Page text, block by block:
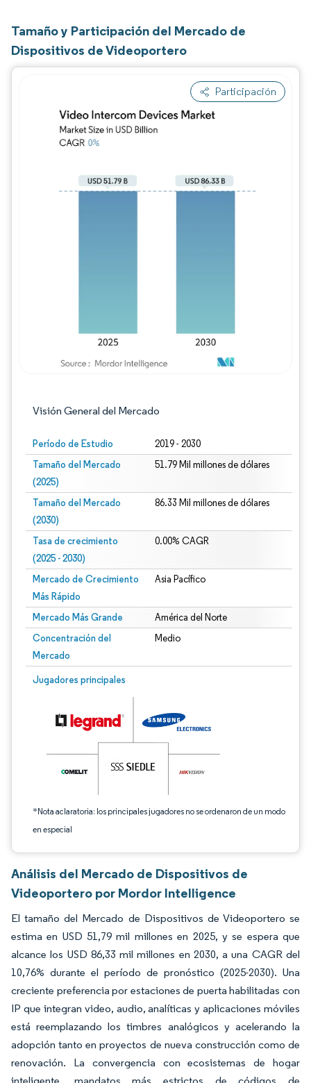
Tamaño y Participación del Mercado de
Dispositivos de Videoportero
Participación
Visión General del Mercado
Período de Estudio 2019 - 2030
Tamaño del Mercado
(2025)
51.79 Mil millones de dólares
Tamaño del Mercado
(2030)
86.33 Mil millones de dólares
Tasa de crecimiento
(2025 - 2030)
0.00% CAGR
Mercado de Crecimiento
Más Rápido
Asia Pacífico
Mercado Más Grande América del Norte
Concentración del
Mercado
Medio
Jugadores principales
*Nota aclaratoria: los principales jugadores no se ordenaron de un modo
en especial
Imagen © Mordor Intelligence. El uso requiere atribución según CC BY 4.0.
Análisis del Mercado de Dispositivos de
Videoportero por Mordor Intelligence
El tamaño del Mercado de Dispositivos de Videoportero se
estima en USD 51,79 mil millones en 2025, y se espera que
alcance los USD 86,33 mil millones en 2030, a una CAGR del
10,76% durante el período de pronóstico (2025-2030). Una
creciente preferencia por estaciones de puerta habilitadas con
IP que integran video, audio, analíticas y aplicaciones móviles
está reemplazando los timbres analógicos y acelerando la
adopción tanto en proyectos de nueva construcción como de
renovación. La convergencia con ecosistemas de hogar